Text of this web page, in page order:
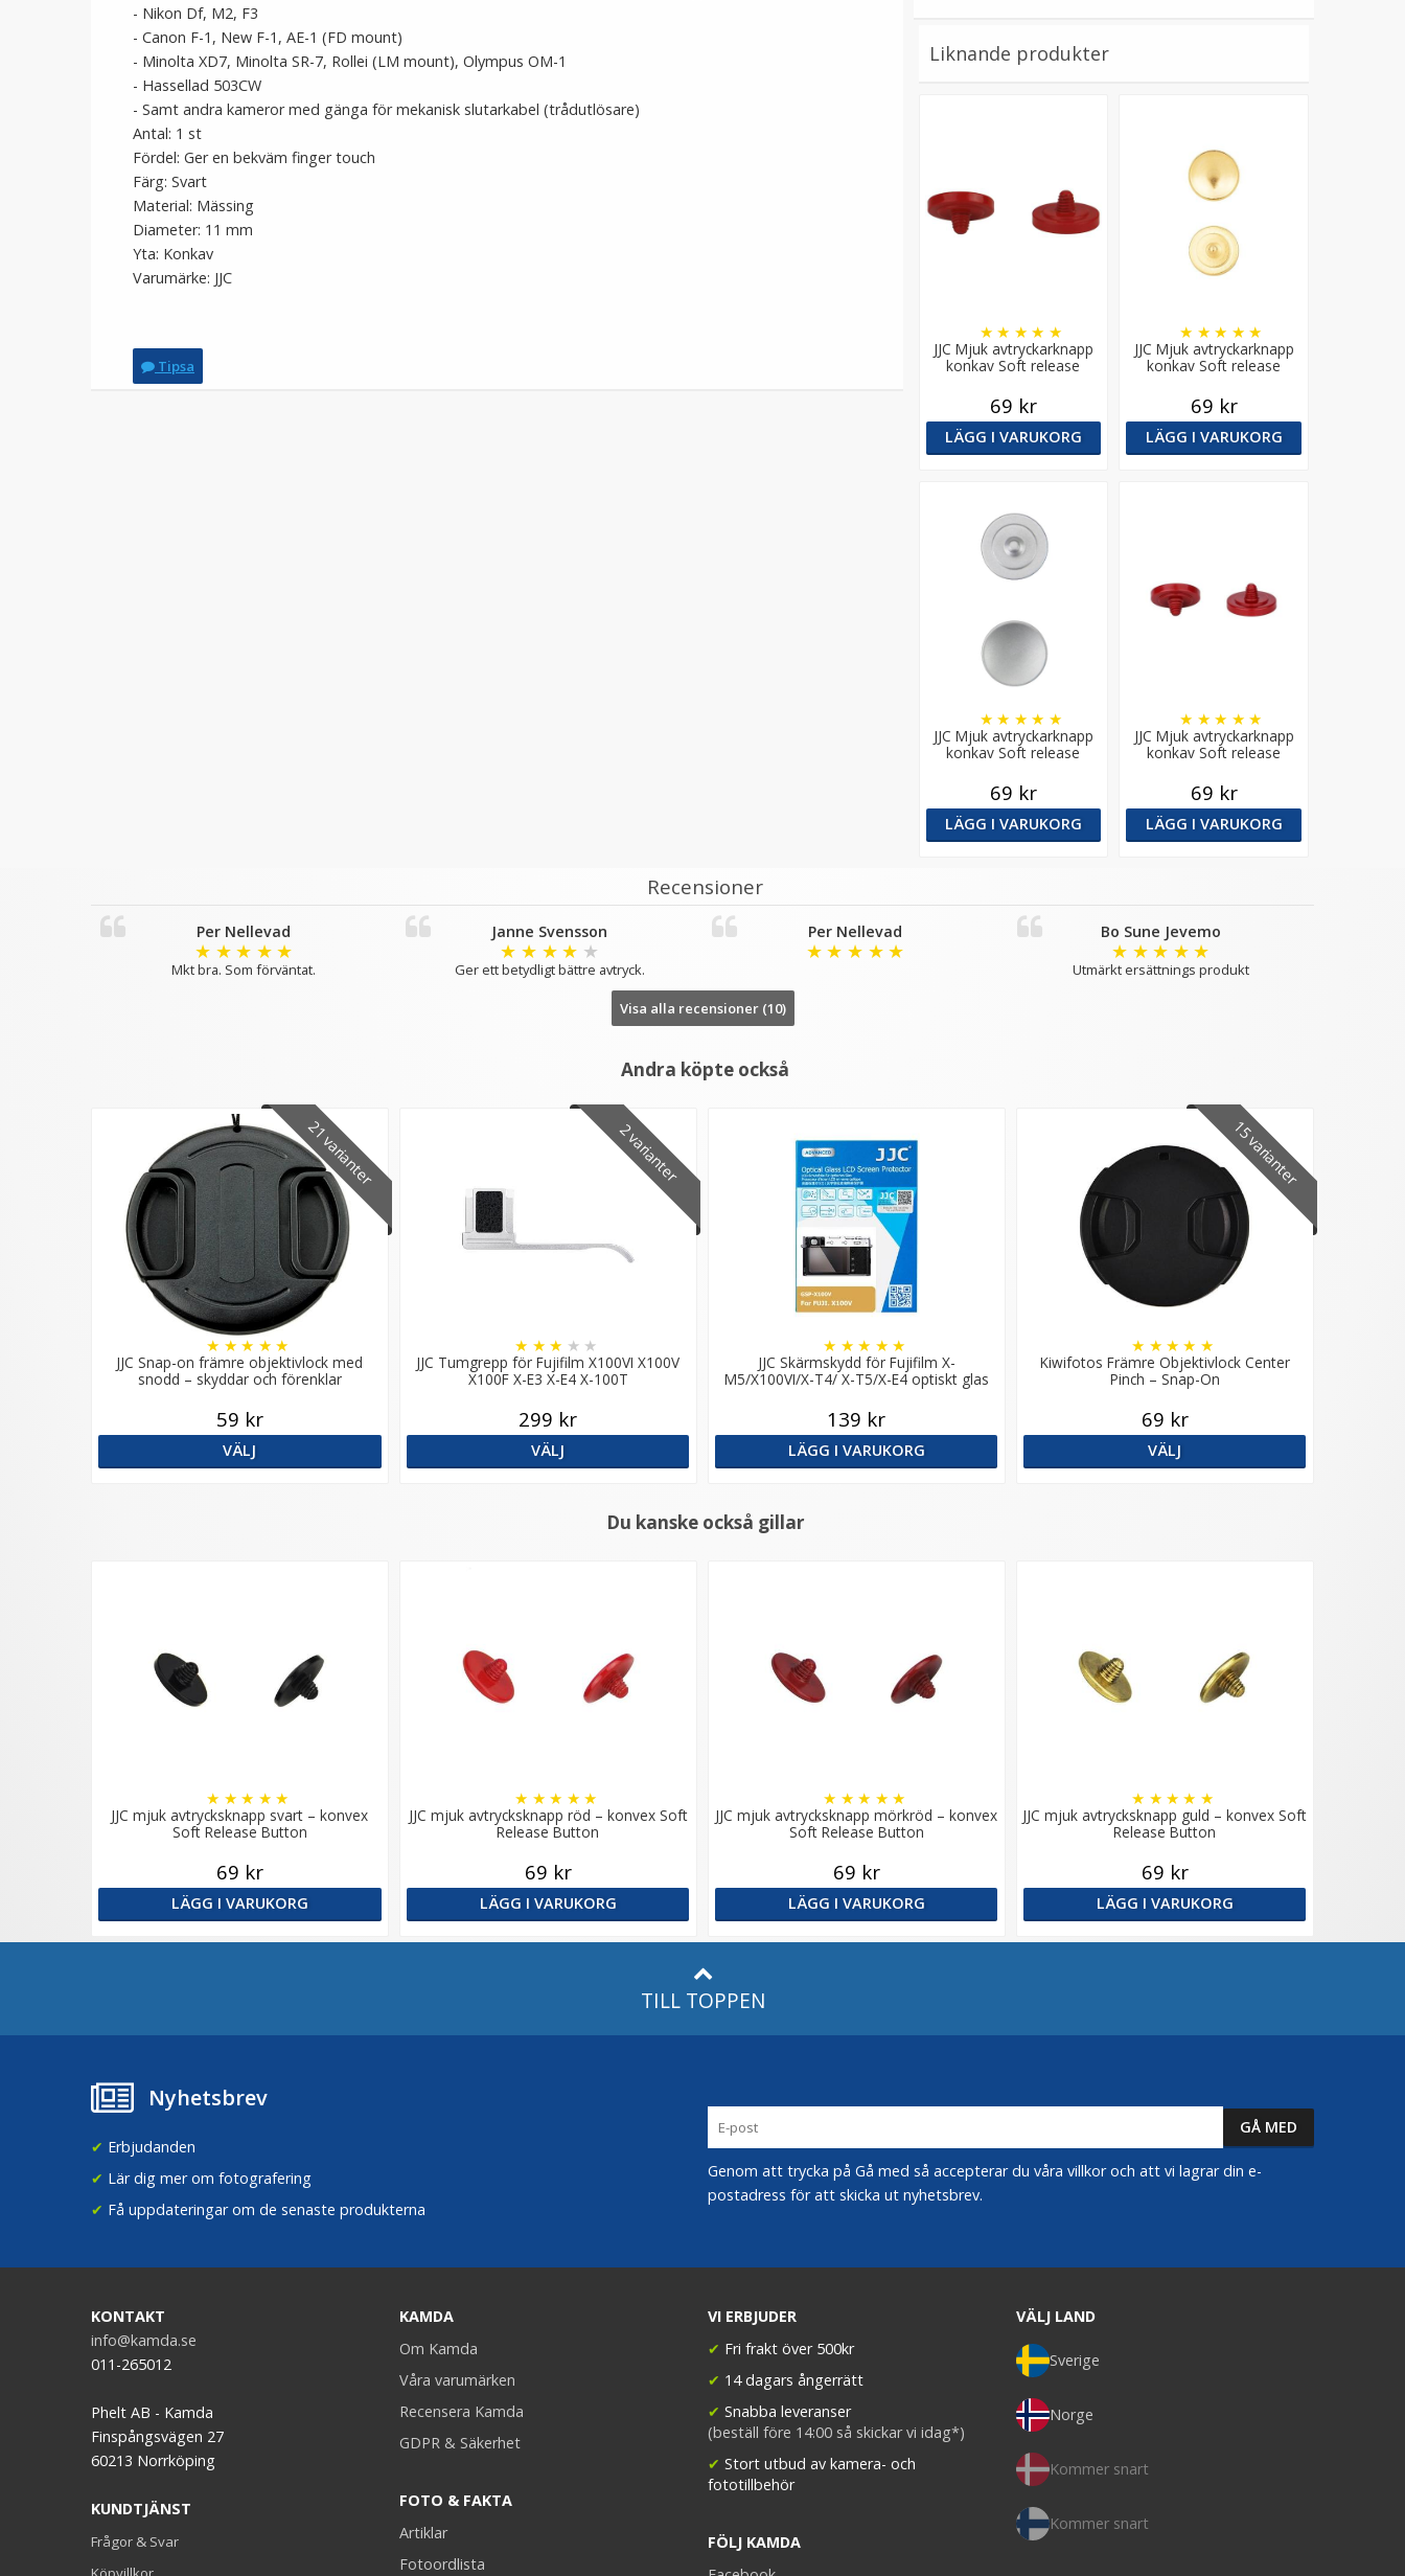
- Nikon Df, M2, F3
- Canon F-1, New F-1, AE-1 (FD mount)
- Minolta XD7, Minolta SR-7, Rollei (LM mount), Olympus OM-1
- Hassellad 503CW
- Samt andra kameror med gänga för mekanisk slutarkabel (trådutlösare)
Antal: 1 st
Fördel: Ger en bekväm finger touch
Färg: Svart
Material: Mässing
Diameter: 11 mm
Yta: Konkav
Varumärke: JJC
Tipsa
Liknande produkter
JJC Mjuk avtryckarknapp
konkav Soft release
★ ★ ★ ★ ★
69 kr
LÄGG I VARUKORG
JJC Mjuk avtryckarknapp
konkav Soft release
★ ★ ★ ★ ★
69 kr
LÄGG I VARUKORG
JJC Mjuk avtryckarknapp
konkav Soft release
★ ★ ★ ★ ★
69 kr
LÄGG I VARUKORG
JJC Mjuk avtryckarknapp
konkav Soft release
★ ★ ★ ★ ★
69 kr
LÄGG I VARUKORG
Recensioner
Per Nellevad
★ ★ ★ ★ ★
Mkt bra. Som förväntat.
Janne Svensson
★ ★ ★ ★ ★
Ger ett betydligt bättre avtryck.
Per Nellevad
★ ★ ★ ★ ★
Bo Sune Jevemo
★ ★ ★ ★ ★
Utmärkt ersättnings produkt
Visa alla recensioner (10)
Andra köpte också
21 varianter
JJC Snap-on främre objektivlock med
snodd – skyddar och förenklar
★ ★ ★ ★ ★
59 kr
VÄLJ
2 varianter
JJC Tumgrepp för Fujifilm X100VI X100V
X100F X-E3 X-E4 X-100T
★ ★ ★ ★ ★
299 kr
VÄLJ
JJC Skärmskydd för Fujifilm X-
M5/X100VI/X-T4/ X-T5/X-E4 optiskt glas
★ ★ ★ ★ ★
139 kr
LÄGG I VARUKORG
15 varianter
Kiwifotos Främre Objektivlock Center
Pinch – Snap-On
★ ★ ★ ★ ★
69 kr
VÄLJ
Du kanske också gillar
JJC mjuk avtrycksknapp svart – konvex
Soft Release Button
★ ★ ★ ★ ★
69 kr
LÄGG I VARUKORG
JJC mjuk avtrycksknapp röd – konvex Soft
Release Button
★ ★ ★ ★ ★
69 kr
LÄGG I VARUKORG
JJC mjuk avtrycksknapp mörkröd – konvex
Soft Release Button
★ ★ ★ ★ ★
69 kr
LÄGG I VARUKORG
JJC mjuk avtrycksknapp guld – konvex Soft
Release Button
★ ★ ★ ★ ★
69 kr
LÄGG I VARUKORG
TILL TOPPEN
Nyhetsbrev
✔ Erbjudanden
✔ Lär dig mer om fotografering
✔ Få uppdateringar om de senaste produkterna
Genom att trycka på Gå med så accepterar du våra villkor och att vi lagrar din e-
postadress för att skicka ut nyhetsbrev.
KONTAKT
info@kamda.se
011-265012
Phelt AB - Kamda
Finspångsvägen 27
60213 Norrköping
KUNDTJÄNST
Frågor & Svar
KAMDA
Om Kamda
Våra varumärken
Recensera Kamda
GDPR & Säkerhet
FOTO & FAKTA
Artiklar
Fotoordlista
VI ERBJUDER
✔ Fri frakt över 500kr
✔ 14 dagars ångerrätt
✔ Snabba leveranser
(beställ före 14:00 så skickar vi idag*)
✔ Stort utbud av kamera- och
fototillbehör
FÖLJ KAMDA
VÄLJ LAND
Sverige
Norge
Kommer snart
Kommer snart